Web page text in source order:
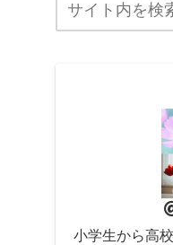
小学生から高